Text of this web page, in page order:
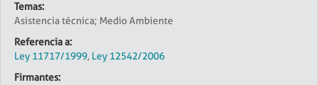
Temas:
Asistencia técnica; Medio Ambiente
Referencia a:
Ley 11717/1999, Ley 12542/2006
Firmantes: